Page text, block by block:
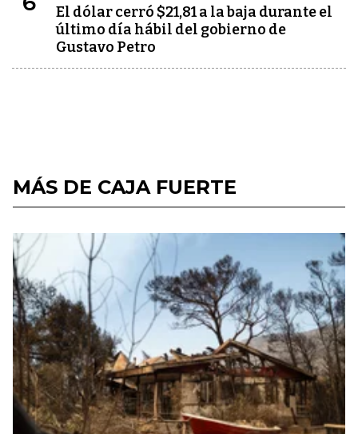
El dólar cerró $21,81 a la baja durante el
último día hábil del gobierno de
Gustavo Petro
MÁS DE CAJA FUERTE